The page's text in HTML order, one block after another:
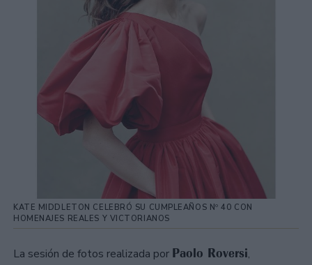
KATE MIDDLETON CELEBRÓ SU CUMPLEAÑOS Nº 40 CON
HOMENAJES REALES Y VICTORIANOS
La sesión de fotos realizada por Paolo Roversi,